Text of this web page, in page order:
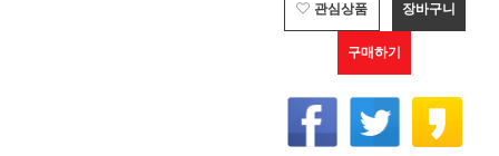
관심상품 장바구니
구매하기